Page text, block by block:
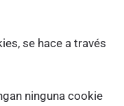
se hace a través
ninguna cookie